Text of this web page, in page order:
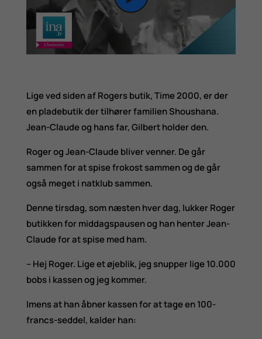
Lige ved siden af Rogers butik, Time 2000, er der
en pladebutik der tilhører familien Shoushana.
Jean-Claude og hans far, Gilbert holder den.
Roger og Jean-Claude bliver venner. De går
sammen for at spise frokost sammen og de går
også meget i natklub sammen.
Denne tirsdag, som næsten hver dag, lukker Roger
butikken for middagspausen og han henter Jean-
Claude for at spise med ham.
– Hej Roger. Lige et øjeblik, jeg snupper lige 10.000
bobs i kassen og jeg kommer.
Imens at han åbner kassen for at tage en 100-
francs-seddel, kalder han: